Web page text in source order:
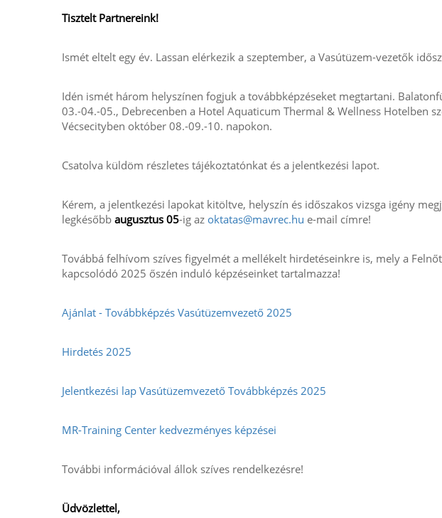
Tisztelt Partnereink!
Ismét eltelt egy év. Lassan elérkezik a szeptember, a Vasútüzem-vezetők
Idén ismét három helyszínen fogjuk a továbbképzéseket megtartani.
03.-04.-05., Debrecenben a Hotel Aquaticum Thermal & Wellness Hotelben
Vécsecityben október 08.-09.-10. napokon.
Csatolva küldöm részletes tájékoztatónkat és a jelentkezési lapot.
Kérem, a jelentkezési lapokat kitöltve, helyszín és időszakos vizsga igény
legkésőbb augusztus 05-ig az oktatas@mavrec.hu e-mail címre!
Továbbá felhívom szíves figyelmét a mellékelt hirdetéseinkre is, mely a
kapcsolódó 2025 őszén induló képzéseinket tartalmazza!
Ajánlat - Továbbképzés Vasútüzemvezető 2025
Hirdetés 2025
Jelentkezési lap Vasútüzemvezető Továbbképzés 2025
MR-Training Center kedvezményes képzései
További információval állok szíves rendelkezésre!
Üdvözlettel,